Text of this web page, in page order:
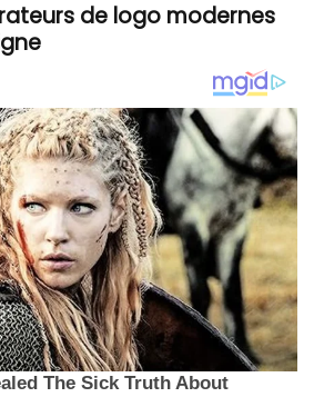
de logo modernes